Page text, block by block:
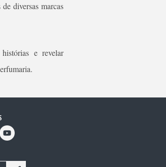
diversas marcas
e revelar